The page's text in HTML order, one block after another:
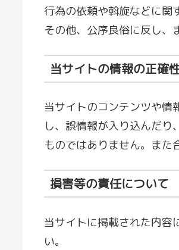
行為の依頼や斡旋などに関
その他、公序良俗に反し、
当サイトの情報の正確
当サイトのコンテンツや情
し、誤情報が入り込んだ
ものではありません。また
損害等の責任について
当サイトに掲載された内容
い。